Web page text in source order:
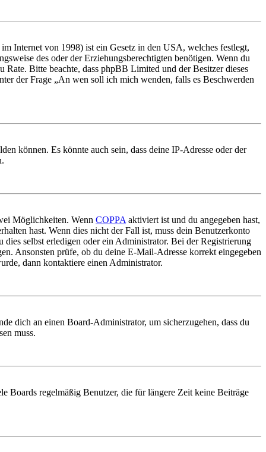
Internet von 1998) ist ein Gesetz in den USA, welches festlegt,
des oder der Erziehungsberechtigten benötigen. Wenn du
Bitte beachte, dass phpBB Limited und der Besitzer dieses
der Frage „An wen soll ich mich wenden, falls es Beschwerden
können. Es könnte auch sein, dass deine IP-Adresse oder der
Möglichkeiten. Wenn COPPA aktiviert ist und du angegeben hast,
hast. Wenn dies nicht der Fall ist, muss dein Benutzerkonto
selbst erledigen oder ein Administrator. Bei der Registrierung
Ansonsten prüfe, ob du deine E-Mail-Adresse korrekt eingegeben
dann kontaktiere einen Administrator.
dich an einen Board-Administrator, um sicherzugehen, dass du
muss.
Boards regelmäßig Benutzer, die für längere Zeit keine Beiträge